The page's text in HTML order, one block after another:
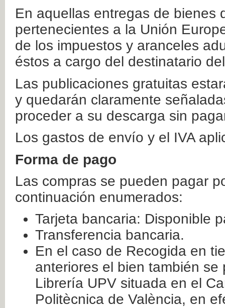
En aquellas entregas de bienes
pertenecientes a la Unión
de los impuestos y aranceles
éstos a cargo del destinatario
Las publicaciones gratuitas
y quedarán claramente
proceder a su descarga sin
Los gastos de envío y el IVA
Forma de pago
Las compras se pueden pagar
continuación enumerados:
Tarjeta bancaria: Disponible
Transferencia bancaria.
En el caso de Recogida en
anteriores el bien también
Librería UPV situada en el
Politècnica de València, en